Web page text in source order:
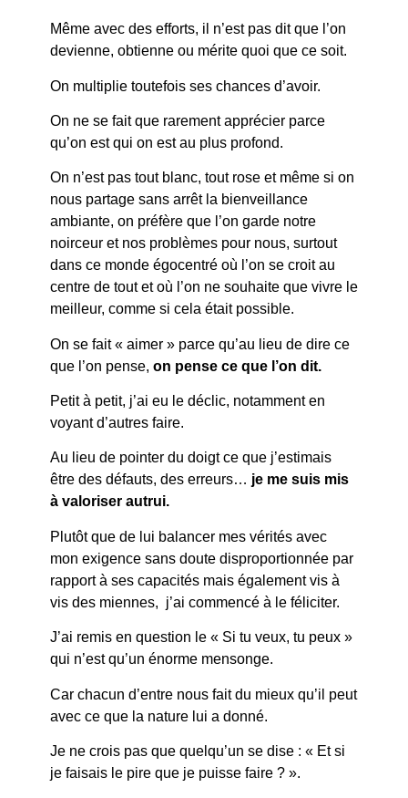
Même avec des efforts, il n’est pas dit que l’on
devienne, obtienne ou mérite quoi que ce soit.
On multiplie toutefois ses chances d’avoir.
On ne se fait que rarement apprécier parce
qu’on est qui on est au plus profond.
On n’est pas tout blanc, tout rose et même si on
nous partage sans arrêt la bienveillance
ambiante, on préfère que l’on garde notre
noirceur et nos problèmes pour nous, surtout
dans ce monde égocentré où l’on se croit au
centre de tout et où l’on ne souhaite que vivre le
meilleur, comme si cela était possible.
On se fait « aimer » parce qu’au lieu de dire ce
que l’on pense, on pense ce que l’on dit.
Petit à petit, j’ai eu le déclic, notamment en
voyant d’autres faire.
Au lieu de pointer du doigt ce que j’estimais
être des défauts, des erreurs… je me suis mis
à valoriser autrui.
Plutôt que de lui balancer mes vérités avec
mon exigence sans doute disproportionnée par
rapport à ses capacités mais également vis à
vis des miennes, j’ai commencé à le féliciter.
J’ai remis en question le « Si tu veux, tu peux »
qui n’est qu’un énorme mensonge.
Car chacun d’entre nous fait du mieux qu’il peut
avec ce que la nature lui a donné.
Je ne crois pas que quelqu’un se dise : « Et si
je faisais le pire que je puisse faire ? ».